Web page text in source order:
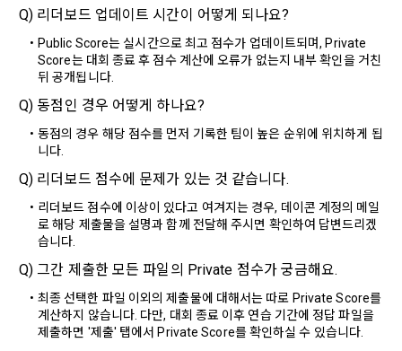
까지 공지한다.
5. '회사' 약관의 조항에 따른 정책을 제정 및 변경할 권리를 가지
며, 정책 또한 개정될 시에는 적용일자와 개정사유를 명시하여
“회사” 홈페이지의 공지게시판에 그 적용일자 7일 이전부터 적
용일자 전일까지 공지한다.
6. "회원"은 변경된 약관에 대해 거부할 권리가 있다. "회원"은 변
경된 약관이 공지된 지 15일 이내에 거부의사를 표명할 수 있다.
간을 정하여 "회원"에게 사전 통지 후 당해 "회원"과의 계약을 해
지할 수 있다. 만약, "회원"이 거부의사를 표시하지 않거나, 전항
에 따라 시행일 이후에 "서비스"를 이용하는 경우에는 동의한 것
으로 간주한다.
제 4 조 (약관의 해석)
1. 이 약관에서 규정하지 않은 사항에 관해서는 약관의규제등에
관한법률, 전기통신기본법, 전기통신사업법, 정보통신망이용촉
데이콘 내의 개별 서비스 이용, 상금 및 상품 지급 과정에서 해당
서비스의 이용자에 한해 추가 개인정보 수집이 발생할 수 있습
니다. 추가로 개인정보를 수집할 경우에는 해당 개인정보 수집
시점에서 이용자에게 ‘수집하는 개인정보 항목, 개인정보의 수
집 및 이용목적, 개인정보의 보관기간’에 대해 안내 드리고 동의
를 받습니다.
2) 데이콘 인재풀 등록 시 수집하는 항목
필수 항목: 이름, 이메일, 핸드폰 번호, 경력, 신입/경력 해당 사항
대회 코드 링크1개, 구직 의향, 희망근무지역
선택 항목: 프로젝트 또는 대회 코드 링크(추가분), 기타 수상 경
력, 개인 운영 사이트 링크(GitHub, Linkedin 등) ,영상, ppt
Q) 리더보드 업데이트 시간이 어떻게 되나요?
Public Score는 실시간으로 최고 점수가 업데이트되며, Private
Score는 대회 종료 후 점수 계산에 오류가 없는지 내부 확인을 거친
뒤 공개됩니다.
Q) 동점인 경우 어떻게 하나요?
동점의 경우 해당 점수를 먼저 기록한 팀이 높은 순위에 위치하게 됩
니다.
Q) 리더보드 점수에 문제가 있는 것 같습니다.
리더보드 점수에 이상이 있다고 여겨지는 경우, 데이콘 계정의 메일
로 해당 제출물을 설명과 함께 전달해 주시면 확인하여 답변드리겠
습니다.
Q) 그간 제출한 모든 파일의 Private 점수가 궁금해요.
최종 선택한 파일 이외의 제출물에 대해서는 따로 Private Score를
계산하지 않습니다. 다만, 대회 종료 이후 연습 기간에 정답 파일을
제출하면 '제출' 탭에서 Private Score를 확인하실 수 있습니다.